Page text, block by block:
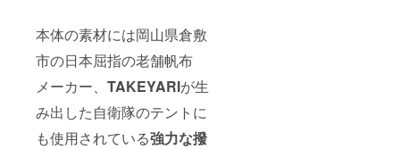
本体の素材には岡山県倉敷
市の日本屈指の老舗帆布
メーカー、 TAKEYARIが生
み出した自衛隊のテントに
も使用されている強力な撥